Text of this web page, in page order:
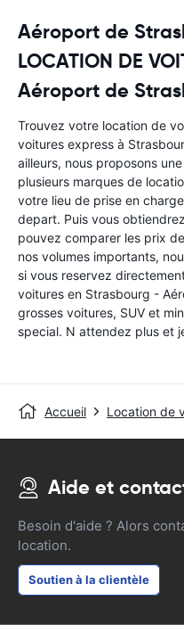
Aéroport de
LOCATION DE
Aéroport de
Trouvez votre location de
voitures express à
ailleurs, nous proposons
plusieurs marques de
votre lieu de prise en
depart. Puis vous
pouvez comparer les prix
nos volumes importants,
si vous reservez
voitures en Strasbourg -
grosses voitures, SUV et
special. N attendez plus et
Accueil Location de
Aide et
Besoin d'aide ? Alors
location.
Soutien à la clientèle